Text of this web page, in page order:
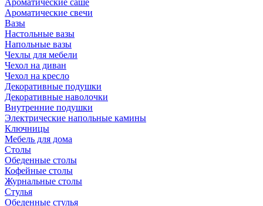
Ароматические саше
Ароматические свечи
Вазы
Настольные вазы
Напольные вазы
Чехлы для мебели
Чехол на диван
Чехол на кресло
Декоративные подушки
Декоративные наволочки
Внутренние подушки
Электрические напольные камины
Ключницы
Мебель для дома
Столы
Обеденные столы
Кофейные столы
Журнальные столы
Стулья
Обеденные стулья